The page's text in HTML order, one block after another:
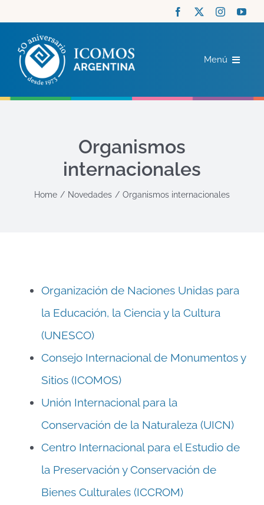
contenido
Menú
ACTUALIDAD
Organismos
internacionales
Home Novedades Organismos internacionales
Organización de Naciones Unidas para
la Educación, la Ciencia y la Cultura
(UNESCO)
Consejo Internacional de Monumentos y
Sitios (ICOMOS)
Unión Internacional para la
Conservación de la Naturaleza (UICN)
Centro Internacional para el Estudio de
la Preservación y Conservación de
Bienes Culturales (ICCROM)